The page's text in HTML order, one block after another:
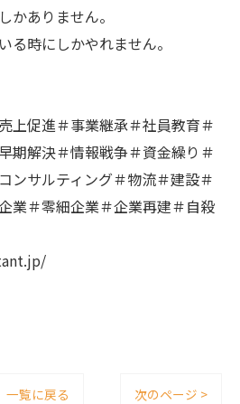
ありません。
時にしかやれません。
上促進＃事業継承＃社員教育＃
期解決＃情報戦争＃資金繰り＃
ンサルティング＃物流＃建設＃
業＃零細企業＃企業再建＃自殺
一覧に戻る 次のページ >